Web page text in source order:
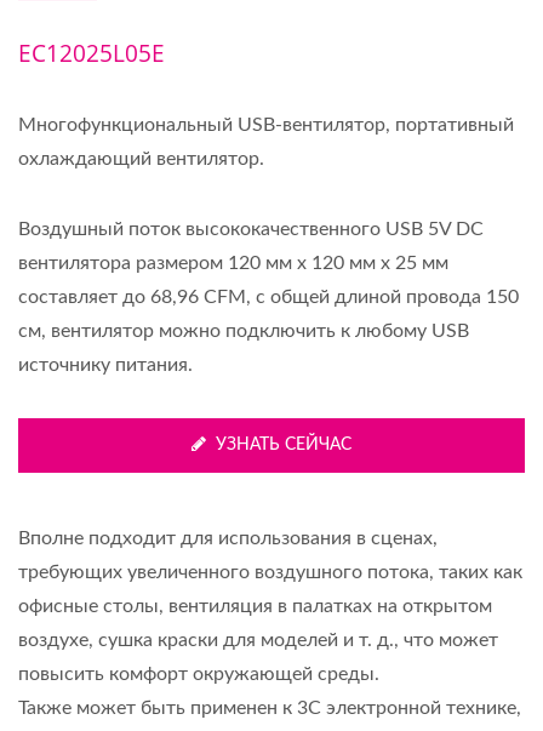
EC12025L05E
Многофункциональный USB-вентилятор, портативный
охлаждающий вентилятор.
Воздушный поток высококачественного USB 5V DC
вентилятора размером 120 мм x 120 мм x 25 мм
составляет до 68,96 CFM, с общей длиной провода 150
см, вентилятор можно подключить к любому USB
источнику питания.
УЗНАТЬ СЕЙЧАС
Вполне подходит для использования в сценах,
требующих увеличенного воздушного потока, таких как
офисные столы, вентиляция в палатках на открытом
воздухе, сушка краски для моделей и т. д., что может
повысить комфорт окружающей среды.
Также может быть применен к 3C электронной технике,